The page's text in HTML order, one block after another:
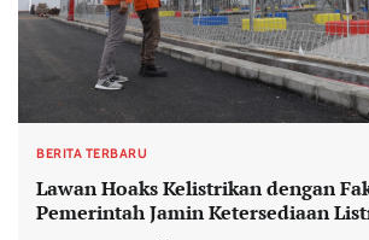
BERITA TERBARU
Lawan Hoaks Kelistrikan dengan
Pemerintah Jamin Ketersediaan